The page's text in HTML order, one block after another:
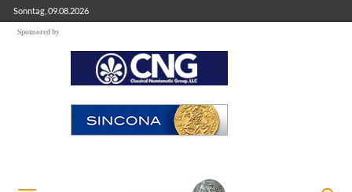
Sonntag, 09.08.2026
Sponsored by